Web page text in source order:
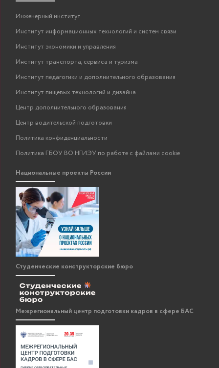
Инженерный институт
Институт информационных технологий и систем связи
Институт экономики и управления
Институт транспорта, сервиса и туризма
Институт педагогики и дополнительного образования
Институт пищевых технологий и дизайна
Центр дополнительного образования
Центр водительской подготовки
Политика конфиденциальности
Политика ГБОУ ВО НГИЭУ по работе с файлами cookie
Национальные проекты России
Студенческие конструкторские бюро
Межрегиональный центр подготовки кадров в сфере БАС